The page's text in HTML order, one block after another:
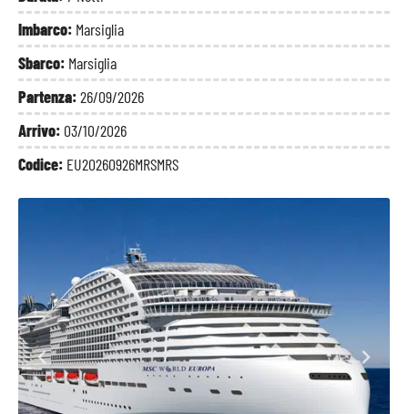
Imbarco: Marsiglia
Sbarco: Marsiglia
Partenza:26/09/2026
Arrivo: 03/10/2026
Codice: EU20260926MRSMRS